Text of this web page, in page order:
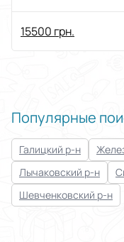
15500 грн.
Популярные
Галицкий р-н
Лычаковский р-н
Шевченковский р-н